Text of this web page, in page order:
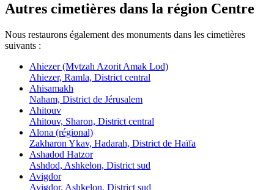
Autres cimetières dans la région Centre
Nous restaurons également des monuments dans les cimetières
suivants :
Ahiezer (Mvtzah Azorit Amak Lod)
Ahiezer, Ramla, District central
Ahisamakh
Naham, District de Jérusalem
Ahitouv
Ahitouv, Sharon, District central
Alona (régional)
Zakharon Ykav, Hadarah, District de Haïfa
Ashadod Hatzor
Ashdod, Ashkelon, District sud
Avigdor
Avigdor, Ashkelon, District sud